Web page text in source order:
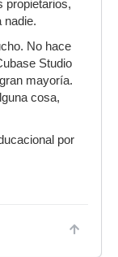
propietarios,
nadie.
No hace
Studio
mayoría.
cosa,
por